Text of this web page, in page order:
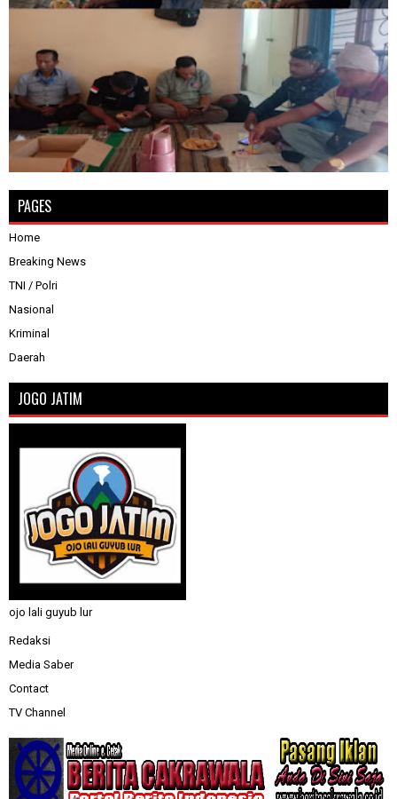
PAGES
Home
Breaking News
TNI / Polri
Nasional
Kriminal
Daerah
JOGO JATIM
ojo lali guyub lur
Redaksi
Media Saber
Contact
TV Channel